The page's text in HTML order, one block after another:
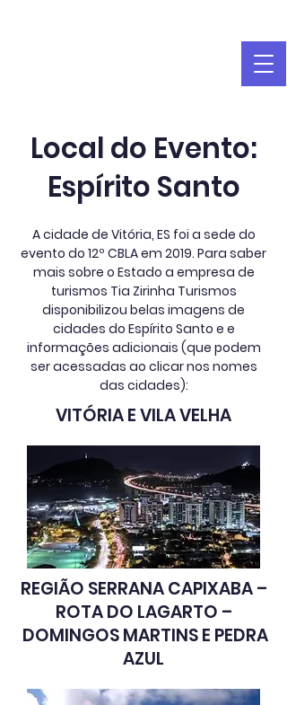
Local do Evento:
Espírito Santo
A cidade de Vitória, ES foi a sede do
evento do 12º CBLA em 2019. Para saber
mais sobre o Estado a empresa de
turismos Tia Zirinha Turismos
disponibilizou belas imagens de
cidades do Espírito Santo e e
informações adicionais (que podem
ser acessadas ao clicar nos nomes
das cidades):
VITÓRIA E VILA VELHA
REGIÃO SERRANA CAPIXABA –
ROTA DO LAGARTO –
DOMINGOS MARTINS E PEDRA
AZUL